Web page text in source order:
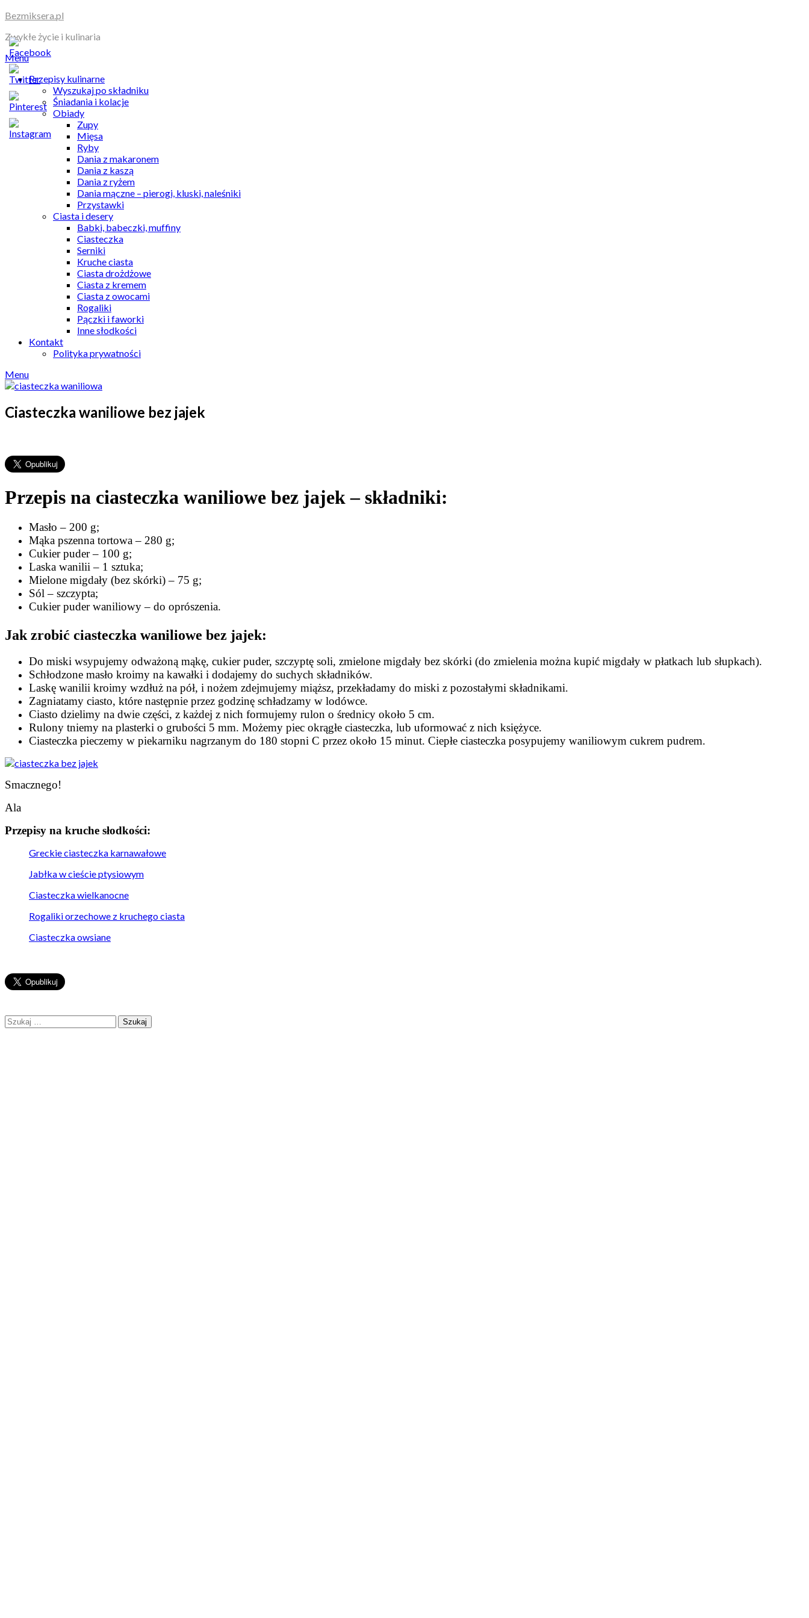
Skip
content
Bezmiksera.pl
Zwykłe życie i kulinaria
Menu
Przepisy kulinarne
Wyszukaj po składniku
Śniadania i kolacje
Obiady
Zupy
Mięsa
Ryby
Dania z makaronem
Dania z kaszą
Dania z ryżem
Dania mączne – pierogi, kluski, naleśniki
Przystawki
Ciasta i desery
Babki, babeczki, muffiny
Ciasteczka
Serniki
Kruche ciasta
Ciasta drożdżowe
Ciasta z kremem
Ciasta z owocami
Rogaliki
Pączki i faworki
Inne słodkości
Kontakt
Polityka prywatności
Menu
Ciasteczka waniliowe bez jajek
Przepis na ciasteczka waniliowe bez jajek – składniki:
Masło – 200 g;
Mąka pszenna tortowa – 280 g;
Cukier puder – 100 g;
Laska wanilii – 1 sztuka;
Mielone migdały (bez skórki) – 75 g;
Sól – szczypta;
Cukier puder waniliowy – do oprószenia.
Jak zrobić ciasteczka waniliowe bez jajek:
Do miski wsypujemy odważoną mąkę, cukier puder, szczyptę soli, zmielone migdały bez skórki (do zmielenia można kupić migdały w płatkach lub słupkach).
Schłodzone masło kroimy na kawałki i dodajemy do suchych składników.
Laskę wanilii kroimy wzdłuż na pół, i nożem zdejmujemy miąższ, przekładamy do miski z pozostałymi składnikami.
Zagniatamy ciasto, które następnie przez godzinę schładzamy w lodówce.
Ciasto dzielimy na dwie części, z każdej z nich formujemy rulon o średnicy około 5 cm.
Rulony tniemy na plasterki o grubości 5 mm. Możemy piec okrągłe ciasteczka, lub uformować z nich księżyce.
Ciasteczka pieczemy w piekarniku nagrzanym do 180 stopni C przez około 15 minut. Ciepłe ciasteczka posypujemy waniliowym cukrem pudrem.
Smacznego!
Ala
Przepisy na kruche słodkości:
Greckie ciasteczka karnawałowe
Jabłka w cieście ptysiowym
Ciasteczka wielkanocne
Rogaliki orzechowe z kruchego ciasta
Ciasteczka owsiane
Szukaj: